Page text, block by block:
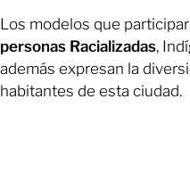
Los modelos que
personas Racializadas,
además expresan la
habitantes de esta ciudad.